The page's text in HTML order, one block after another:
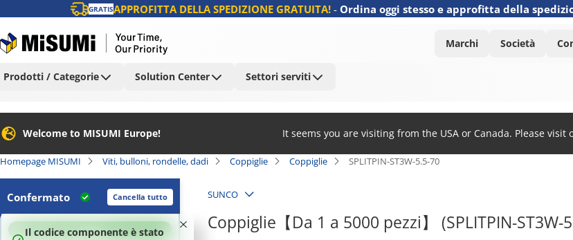
GRATISAPPROFITTA DELLA SPEDIZIONE GRATUITA! - Ordina oggi stesso e approfitta della
Marchi Società
Prodotti / Categorie Solution Center Settori serviti
Welcome to MISUMI Europe! It seems you are visiting from the USA or Canada. Please visit
Homepage MISUMI Viti, bulloni, rondelle, dadi Coppiglie Coppiglie SPLITPIN-ST3W-5.5-70
Confermato Cancella tutto
100%
Il codice componente è stato
SUNCO
Coppiglie【Da 1 a 5000 pezzi】 (SPLITPIN-ST3W-